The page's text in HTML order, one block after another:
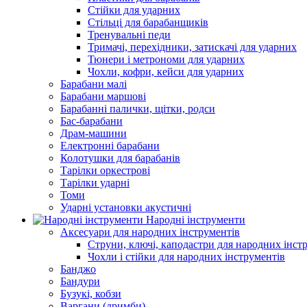
Стійки для ударних
Стільці для барабанщиків
Тренувальні педи
Тримачі, перехідники, затискачі для ударних
Тюнери і метрономи для ударних
Чохли, кофри, кейси для ударних
Барабани малі
Барабани маршові
Барабанні палички, щітки, родси
Бас-барабани
Драм-машини
Електронні барабани
Колотушки для барабанів
Тарілки оркестрові
Тарілки ударні
Томи
Ударні установки акустичні
Народні інструменти
Аксесуари для народних інструментів
Струни, ключі, каподастри для народних
Чохли і стійки для народних інструментів
Банджо
Бандури
Бузукі, кобзи